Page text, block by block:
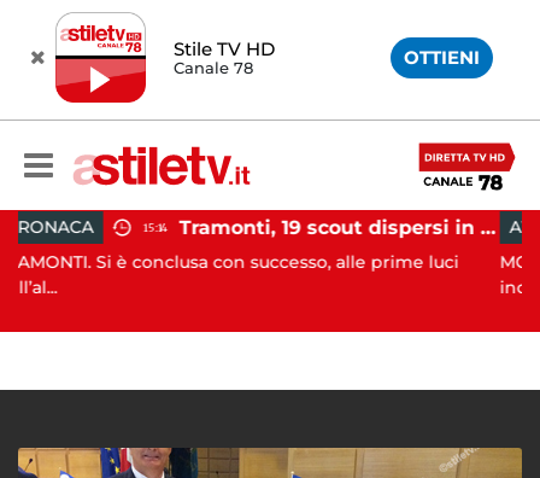
Stile TV HD
Canale 78 OTTIENI
15:14 Tramonti, 19 scout dispersi in montagna salvati dai vigili del fuoco
con successo, alle prime luci
ATTUALITÀ 12:55
MONTECORICE.